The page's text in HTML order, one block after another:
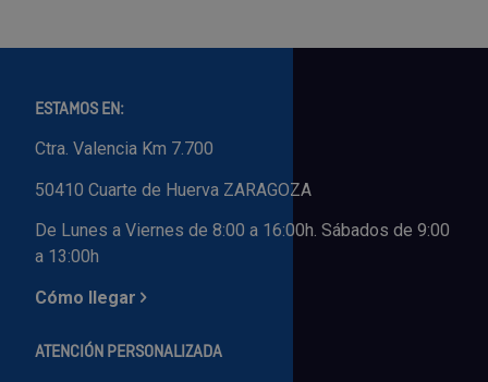
ESTAMOS EN:
Ctra. Valencia Km 7.700
50410 Cuarte de Huerva ZARAGOZA
De Lunes a Viernes de 8:00 a 16:00h. Sábados de 9:00
a 13:00h
Cómo llegar
ATENCIÓN PERSONALIZADA